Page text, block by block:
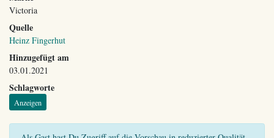
Victoria
Quelle
Heinz Fingerhut
Hinzugefügt am
03.01.2021
Schlagworte
Anzeigen